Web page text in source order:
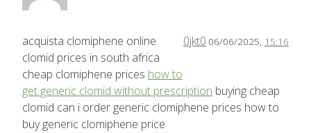
0jkt0 06/06/2025, 15:16
acquista clomiphene online
clomid prices in south africa
cheap clomiphene prices how to
get generic clomid without prescription buying cheap
clomid can i order generic clomiphene prices how to
buy generic clomiphene price